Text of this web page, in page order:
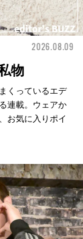
2026.08.09
物
くっているエデ
連載。ウェアか
お気に入りポイ